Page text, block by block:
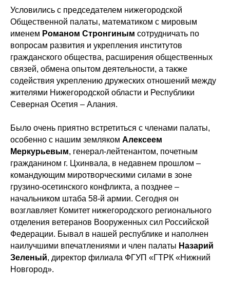
Условились с председателем нижегородской
Общественной палаты, математиком с мировым
именем Романом Стронгиным сотрудничать по
вопросам развития и укрепления институтов
гражданского общества, расширения общественных
связей, обмена опытом деятельности, а также
содействия укреплению дружеских отношений между
жителями Нижегородской области и Республики
Северная Осетия – Алания.
Было очень приятно встретиться с членами палаты,
особенно с нашим земляком Алексеем
Меркурьевым, генерал-лейтенантом, почетным
гражданином г. Цхинвала, в недавнем прошлом –
командующим миротворческими силами в зоне
грузино-осетинского конфликта, а позднее –
начальником штаба 58-й армии. Сегодня он
возглавляет Комитет нижегородского регионального
отделения ветеранов Вооруженных сил Российской
Федерации. Бывал в нашей республике и наполнен
наилучшими впечатлениями и член палаты Назарий
Зеленый, директор филиала ФГУП «ГТРК «Нижний
Новгород».